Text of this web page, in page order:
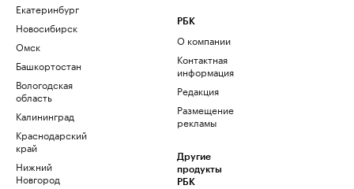
Екатеринбург
Новосибирск
Омск
Башкортостан
Вологодская
область
Калининград
Краснодарский
край
Нижний
Новгород
РБК
О компании
Контактная
информация
Редакция
Размещение
рекламы
Другие
продукты
РБК